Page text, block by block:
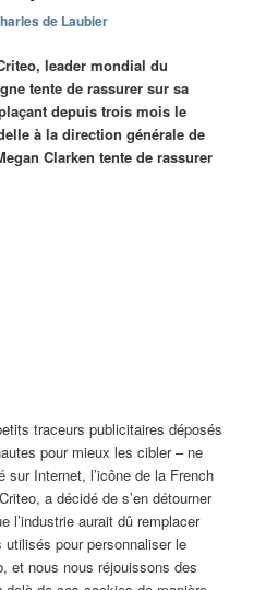
de Laubier
leader mondial du
tente de rassurer sur sa
depuis trois mois le
à la direction générale de
Clarken tente de rassurer
traceurs publicitaires déposés
pour mieux les cibler – ne
Internet, l’icône de la French
a décidé de s’en détourner
l’industrie aurait dû remplacer
pour personnaliser le
et nous nous réjouissons des